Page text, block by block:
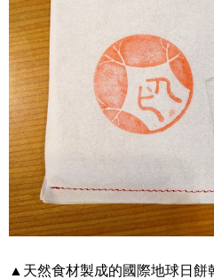
▲天然食材製成的國際地球日餅